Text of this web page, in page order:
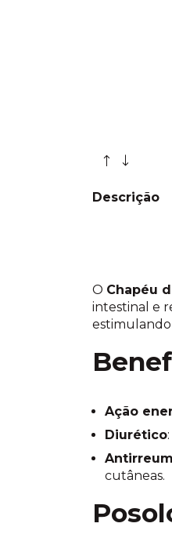
Descrição
O Chapéu
intestinal e
Ação
Diurético
cutâneas.